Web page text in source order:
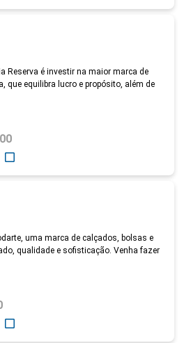
Reserva é investir na maior marca de
que equilibra lucro e propósito, além de
uma marca de calçados, bolsas e
qualidade e sofisticação. Venha fazer